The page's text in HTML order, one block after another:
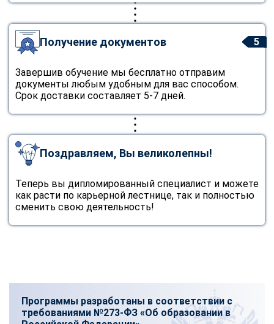
5
Получение документов
Завершив обучение мы бесплатно отправим
документы любым удобным для вас способом.
Срок доставки составляет 5-7 дней.
Поздравляем, Вы великолепны!
Теперь вы дипломированный специалист и можете
как расти по карьерной лестнице, так и полностью
сменить свою деятельность!
Программы разработаны в соответствии с
требованиями №273-ФЗ «Об образовании в